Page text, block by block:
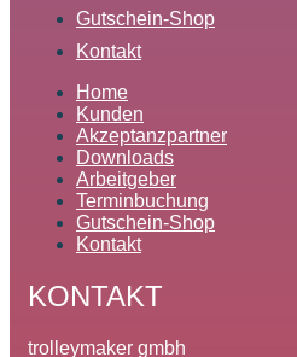
Gutschein-Shop
Kontakt
Home
Kunden
Akzeptanzpartner
Downloads
Arbeitgeber
Terminbuchung
Gutschein-Shop
Kontakt
KONTAKT
trolleymaker gmbh